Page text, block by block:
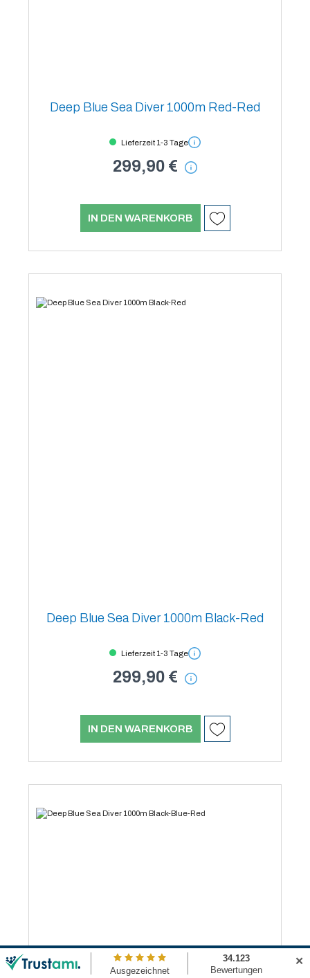
Deep Blue Sea Diver 1000m Red-Red
Lieferzeit 1-3 Tage
299,90 €
IN DEN WARENKORB
Deep Blue Sea Diver 1000m Black-Red
Lieferzeit 1-3 Tage
299,90 €
IN DEN WARENKORB
✕